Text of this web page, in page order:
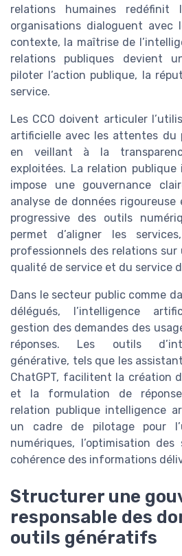
relations humaines
organisations dialoguent avec
contexte, la maîtrise de
relations publiques devient
piloter l’action publique, la
service.
Les CCO doivent articuler
artificielle avec les attentes du
en veillant à la
exploitées. La relation
impose une gouvernance
analyse de données
progressive des outils
permet d’aligner les
professionnels des relations sur
qualité de service et du service
Dans le secteur public comme
délégués, l’intelligence
gestion des demandes des
réponses. Les outils
générative, tels que les
ChatGPT, facilitent la création
et la formulation de
relation publique intelligence
un cadre de pilotage pour
numériques, l’optimisation
cohérence des informations
Structurer une
responsable des
outils génératifs